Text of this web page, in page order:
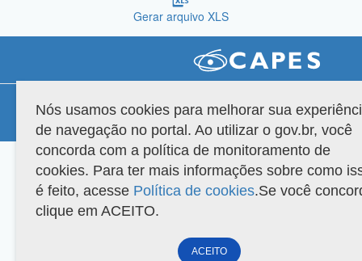
Gerar arquivo XLS
Versão do sistema: 3.88.9 Copyright 2022 Capes. Todos os direitos reservados.
Nós usamos cookies para melhorar sua
de navegação no portal. Ao utilizar o gov.br, você
concorda com a política de monitoramento de
cookies. Para ter mais informações sobre como
é feito, acesse Política de cookies.Se você
clique em ACEITO.
ACEITO